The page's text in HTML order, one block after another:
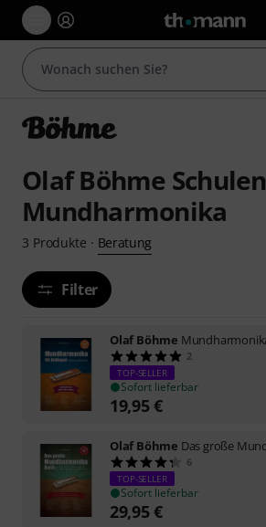
Olaf Böhme
Mundharmonika
3 Produkte · Beratung
Filter
Olaf Böhme
2
TOP-SELLER
Sofort lieferbar
19,95€
Olaf Böhme Das große
6
TOP-SELLER
Sofort lieferbar
29,95€